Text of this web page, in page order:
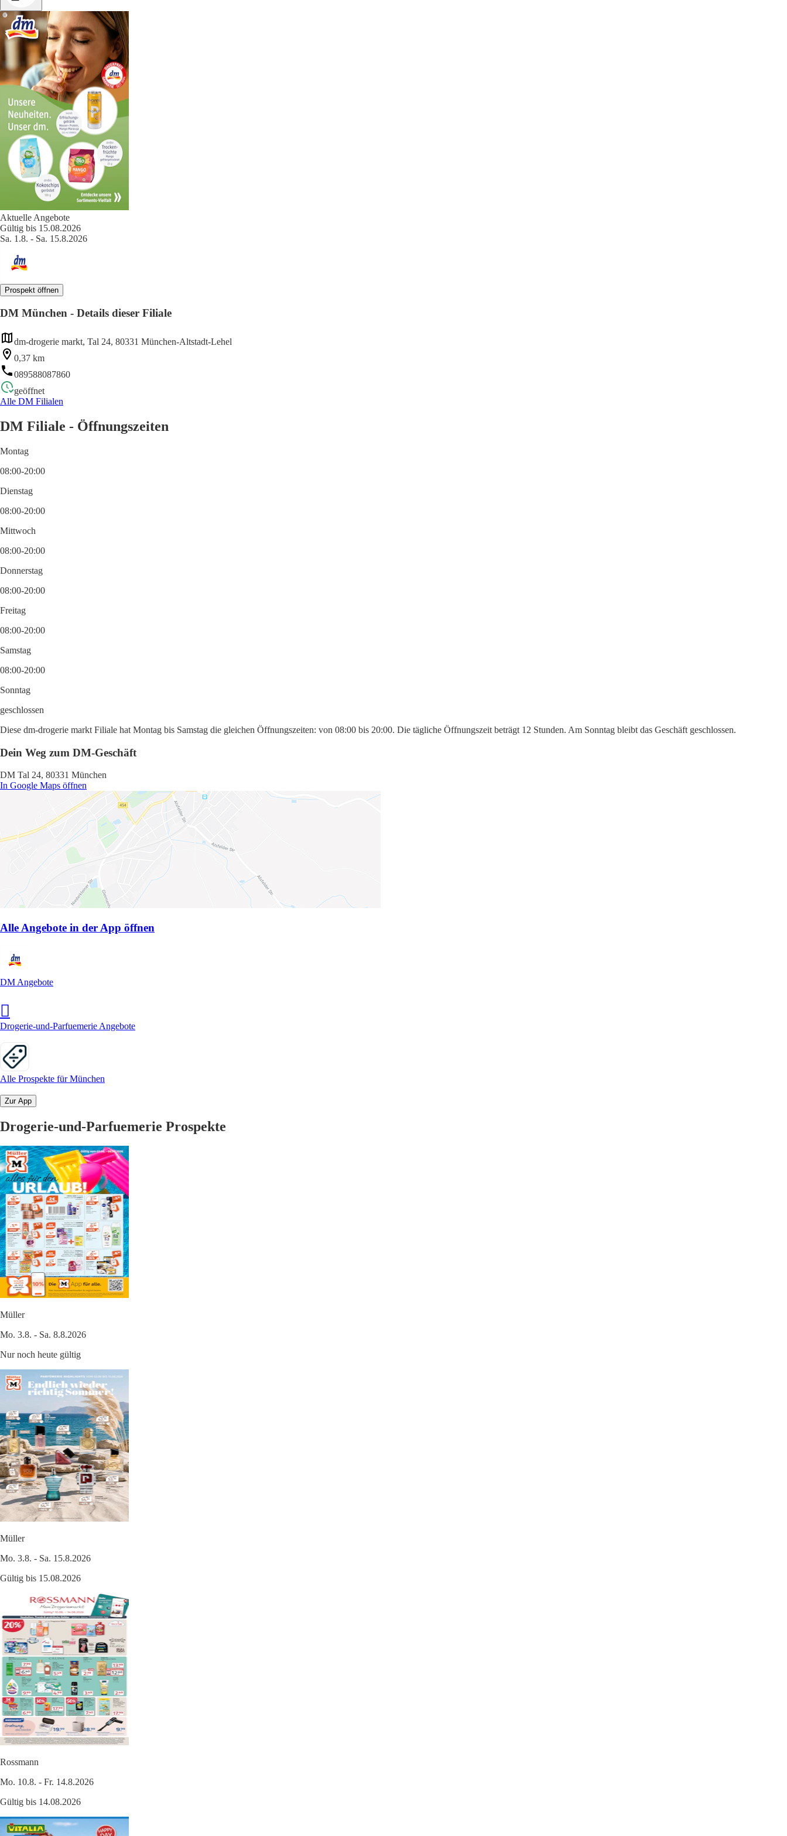
Aktuelle Angebote
Gültig bis 15.08.2026
Sa. 1.8. - Sa. 15.8.2026
Prospekt öffnen
DM München - Details dieser Filiale
dm-drogerie markt, Tal 24, 80331 München-Altstadt-Lehel
0,37 km
089588087860
geöffnet
Alle DM Filialen
DM Filiale - Öffnungszeiten
Montag
08:00-20:00
Dienstag
08:00-20:00
Mittwoch
08:00-20:00
Donnerstag
08:00-20:00
Freitag
08:00-20:00
Samstag
08:00-20:00
Sonntag
geschlossen
Diese dm-drogerie markt Filiale hat Montag bis Samstag die gleichen Öffnungszeiten: von 08:00 bis 20:00. Die tägliche Öffnungszeit beträgt 12 Stunden. Am Sonntag bleibt das Geschäft geschlossen.
Dein Weg zum DM-Geschäft
DM Tal 24, 80331 München
In Google Maps öffnen
Alle Angebote in der App öffnen
DM Angebote
Drogerie-und-Parfuemerie Angebote
Alle Prospekte für München
Zur App
Drogerie-und-Parfuemerie Prospekte
Müller
Mo. 3.8. - Sa. 8.8.2026
Nur noch heute gültig
Müller
Mo. 3.8. - Sa. 15.8.2026
Gültig bis 15.08.2026
Rossmann
Mo. 10.8. - Fr. 14.8.2026
Gültig bis 14.08.2026